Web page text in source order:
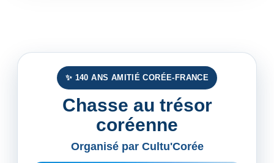
✨ 140 ANS AMITIÉ CORÉE-FRANCE
Chasse au trésor
coréenne
Organisé par Cultu'Corée